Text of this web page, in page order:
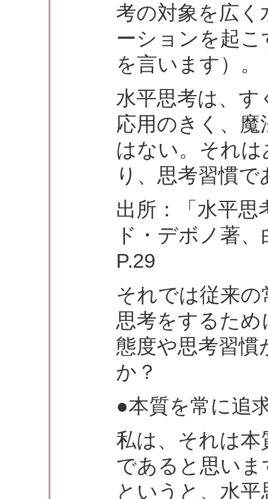
考の対象を広
ーションを起
を言います）。
水平思考は、
応用のきく、
はない。それ
り、思考習慣で
出所：「水平思
ド・デボノ著
P.29
それでは従来
思考をするた
態度や思考習
か？
●本質を常に追
私は、それは本
であると思い
というと、水